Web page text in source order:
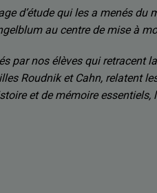
d’étude qui les a menés du
au centre de mise à
par nos élèves qui retracent
Roudnik et Cahn, relatent
et de mémoire